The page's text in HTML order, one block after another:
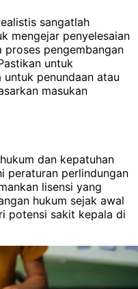
sangatlah
mengejar penyelesaian
pengembangan
untuk
penundaan atau
masukan
dan kepatuhan
peraturan perlindungan
lisensi yang
hukum sejak awal
potensi sakit kepala di